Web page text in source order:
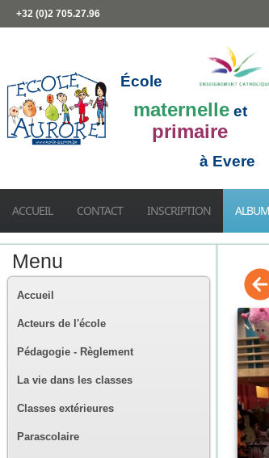
+32 (0)2 705.27.96
École
maternelle et
primaire
à Evere
ACCUEIL CONTACT INSCRIPTION
Menu
Accueil
Acteurs de l'école
Pédagogie - Règlement
La vie dans les classes
Classes extérieures
Parascolaire